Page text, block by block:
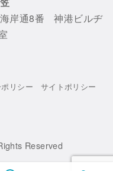
岸通8番 神港ビルヂ
リシー サイトポリシー
Reserved